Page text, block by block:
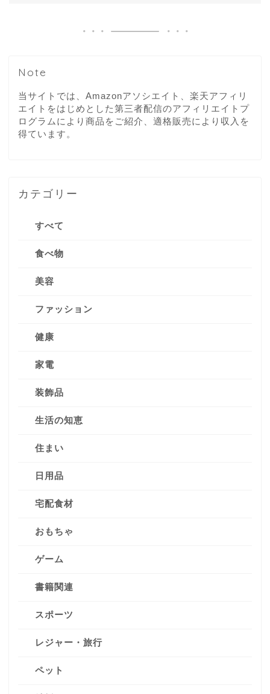
Note
当サイトでは、Amazonアソシエイト、楽天アフィリ
エイトをはじめとした第三者配信のアフィリエイトプ
ログラムにより商品をご紹介、適格販売により収入を
得ています。
カテゴリー
すべて
食べ物
美容
ファッション
健康
家電
装飾品
生活の知恵
住まい
日用品
宅配食材
おもちゃ
ゲーム
書籍関連
スポーツ
レジャー・旅行
ペット